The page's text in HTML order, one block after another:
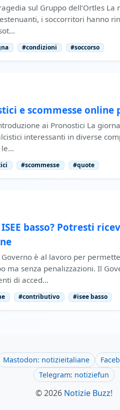
sul Gruppo dell’Ortles
i soccorritori hanno
#condizioni #soccorso
e scommesse online
ai Pronostici La
interessanti in diverse
le…
#scommesse #quote
basso? Potresti
è al lavoro per
ma senza penalizzazioni. Il
di acced…
#contributivo #isee basso
Mastodon: notizieitaliane
Telegram: notiziefun
© 2026 Notizie Buzz!